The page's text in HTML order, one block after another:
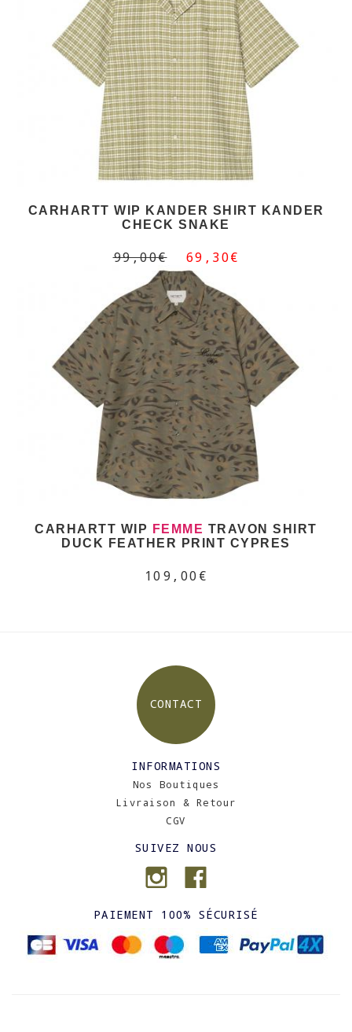
CARHARTT WIP KANDER SHIRT KANDER
CHECK SNAKE
99,00€ 69,30€
CARHARTT WIP FEMME TRAVON SHIRT
DUCK FEATHER PRINT CYPRES
109,00€
CONTACT
INFORMATIONS
Nos Boutiques
Livraison & Retour
CGV
SUIVEZ NOUS
PAIEMENT 100% SÉCURISÉ